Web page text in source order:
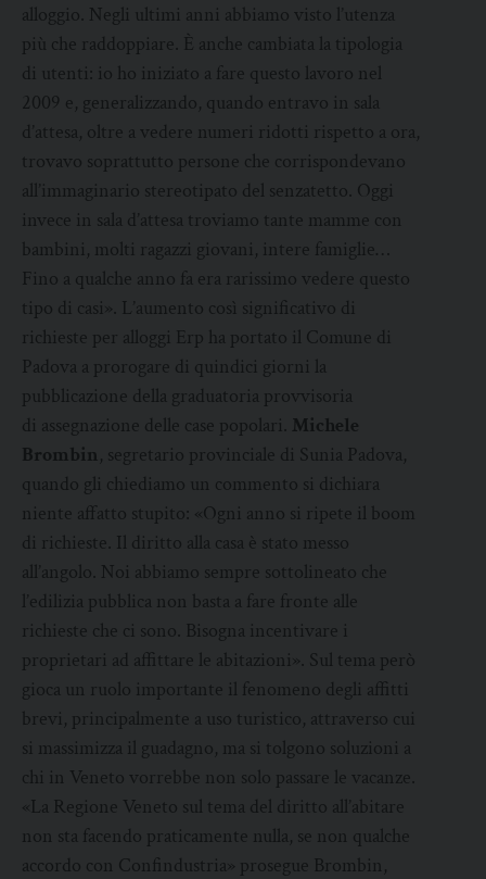
alloggio. Negli ultimi anni abbiamo visto l’utenza
più che raddoppiare. È anche cambiata la tipologia
di utenti: io ho iniziato a fare questo lavoro nel
2009 e, generalizzando, quando entravo in sala
d’attesa, oltre a vedere numeri ridotti rispetto a ora,
trovavo soprattutto persone che corrispondevano
all’immaginario stereotipato del senzatetto. Oggi
invece in sala d’attesa troviamo tante mamme con
bambini, molti ragazzi giovani, intere famiglie…
Fino a qualche anno fa era rarissimo vedere questo
tipo di casi». L’aumento così significativo di
richieste per alloggi Erp ha portato il Comune di
Padova a prorogare di quindici giorni la
pubblicazione della graduatoria provvisoria
di assegnazione delle case popolari. Michele
Brombin, segretario provinciale di Sunia Padova,
quando gli chiediamo un commento si dichiara
niente affatto stupito: «Ogni anno si ripete il boom
di richieste. Il diritto alla casa è stato messo
all’angolo. Noi abbiamo sempre sottolineato che
l’edilizia pubblica non basta a fare fronte alle
richieste che ci sono. Bisogna incentivare i
proprietari ad affittare le abitazioni». Sul tema però
gioca un ruolo importante il fenomeno degli affitti
brevi, principalmente a uso turistico, attraverso cui
si massimizza il guadagno, ma si tolgono soluzioni a
chi in Veneto vorrebbe non solo passare le vacanze.
«La Regione Veneto sul tema del diritto all’abitare
non sta facendo praticamente nulla, se non qualche
accordo con Confindustria» prosegue Brombin,